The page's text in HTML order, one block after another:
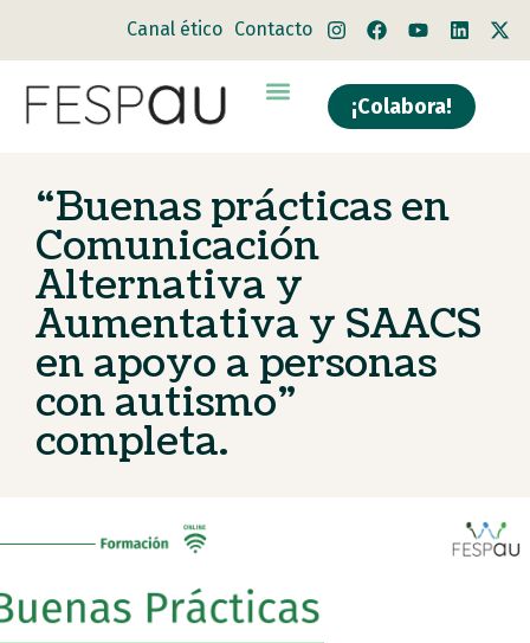
Canal ético Contacto
¡Colabora!
“Buenas prácticas en
Comunicación
Alternativa y
Aumentativa y SAACS
en apoyo a personas
con autismo”
completa.